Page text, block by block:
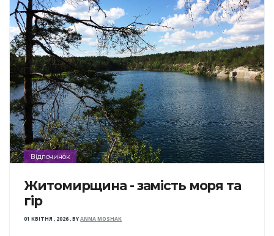
Відпочинок
Житомирщина - замість моря та
гір
01 КВІТНЯ , 2026,BYANNA MOSHAK